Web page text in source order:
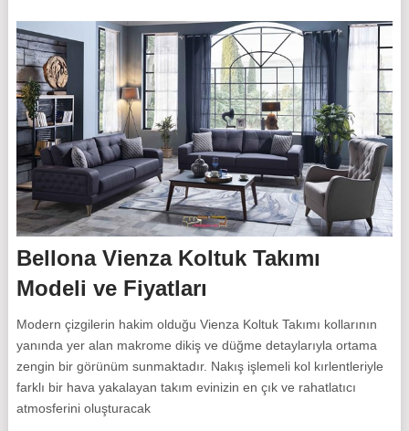
Bellona Vienza Koltuk Takımı
Modeli ve Fiyatları
Modern çizgilerin hakim olduğu Vienza Koltuk Takımı kollarının
yanında yer alan makrome dikiş ve düğme detaylarıyla ortama
zengin bir görünüm sunmaktadır. Nakış işlemeli kol kırlentleriyle
farklı bir hava yakalayan takım evinizin en çık ve rahatlatıcı
atmosferini oluşturacak